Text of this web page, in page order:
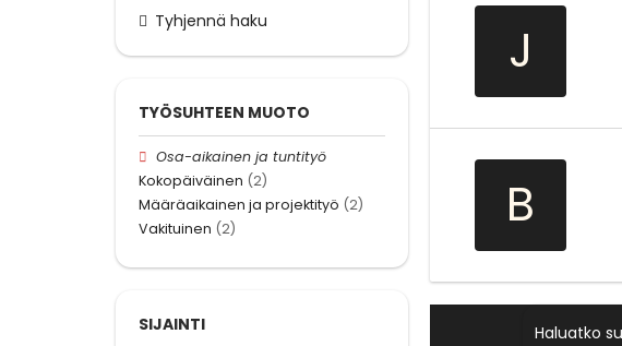
J
B
Haluatko
Tyhjennä haku
TYÖSUHTEEN MUOTO
Osa-aikainen ja tuntityö
Kokopäiväinen (2)
Määräaikainen ja projektityö (2)
Vakituinen (2)
SIJAINTI